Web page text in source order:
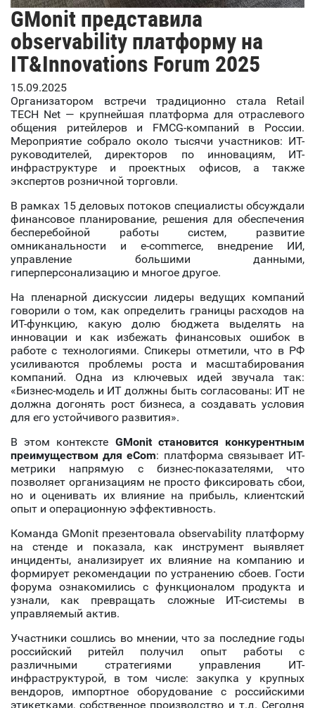
GMonit представила
observability платформу на
IT&Innovations Forum 2025
15.09.2025
Организатором встречи традиционно стала Retail
TECH Net — крупнейшая платформа для отраслевого
общения ритейлеров и FMCG-компаний в России.
Мероприятие собрало около тысячи участников: ИТ-
руководителей, директоров по инновациям, ИТ-
инфраструктуре и проектных офисов, а также
экспертов розничной торговли.
В рамках 15 деловых потоков специалисты обсуждали
финансовое планирование, решения для обеспечения
бесперебойной работы систем, развитие
омниканальности и e-commerce, внедрение ИИ,
управление большими данными,
гиперперсонализацию и многое другое.
На пленарной дискуссии лидеры ведущих компаний
говорили о том, как определить границы расходов на
ИТ-функцию, какую долю бюджета выделять на
инновации и как избежать финансовых ошибок в
работе с технологиями. Спикеры отметили, что в РФ
усиливаются проблемы роста и масштабирования
компаний. Одна из ключевых идей звучала так:
«Бизнес-модель и ИТ должны быть согласованы: ИТ не
должна догонять рост бизнеса, а создавать условия
для его устойчивого развития».
В этом контексте GMonit становится конкурентным
преимуществом для eCom: платформа связывает ИТ-
метрики напрямую с бизнес-показателями, что
позволяет организациям не просто фиксировать сбои,
но и оценивать их влияние на прибыль, клиентский
опыт и операционную эффективность.
Команда GMonit презентовала observability платформу
на стенде и показала, как инструмент выявляет
инциденты, анализирует их влияние на компанию и
формирует рекомендации по устранению сбоев. Гости
форума ознакомились с функционалом продукта и
узнали, как превращать сложные ИТ-системы в
управляемый актив.
Участники сошлись во мнении, что за последние годы
российский ритейл получил опыт работы с
различными стратегиями управления ИТ-
инфраструктурой, в том числе: закупка у крупных
вендоров, импортное оборудование с российскими
этикетками, собственное производство и т.д. Сегодня